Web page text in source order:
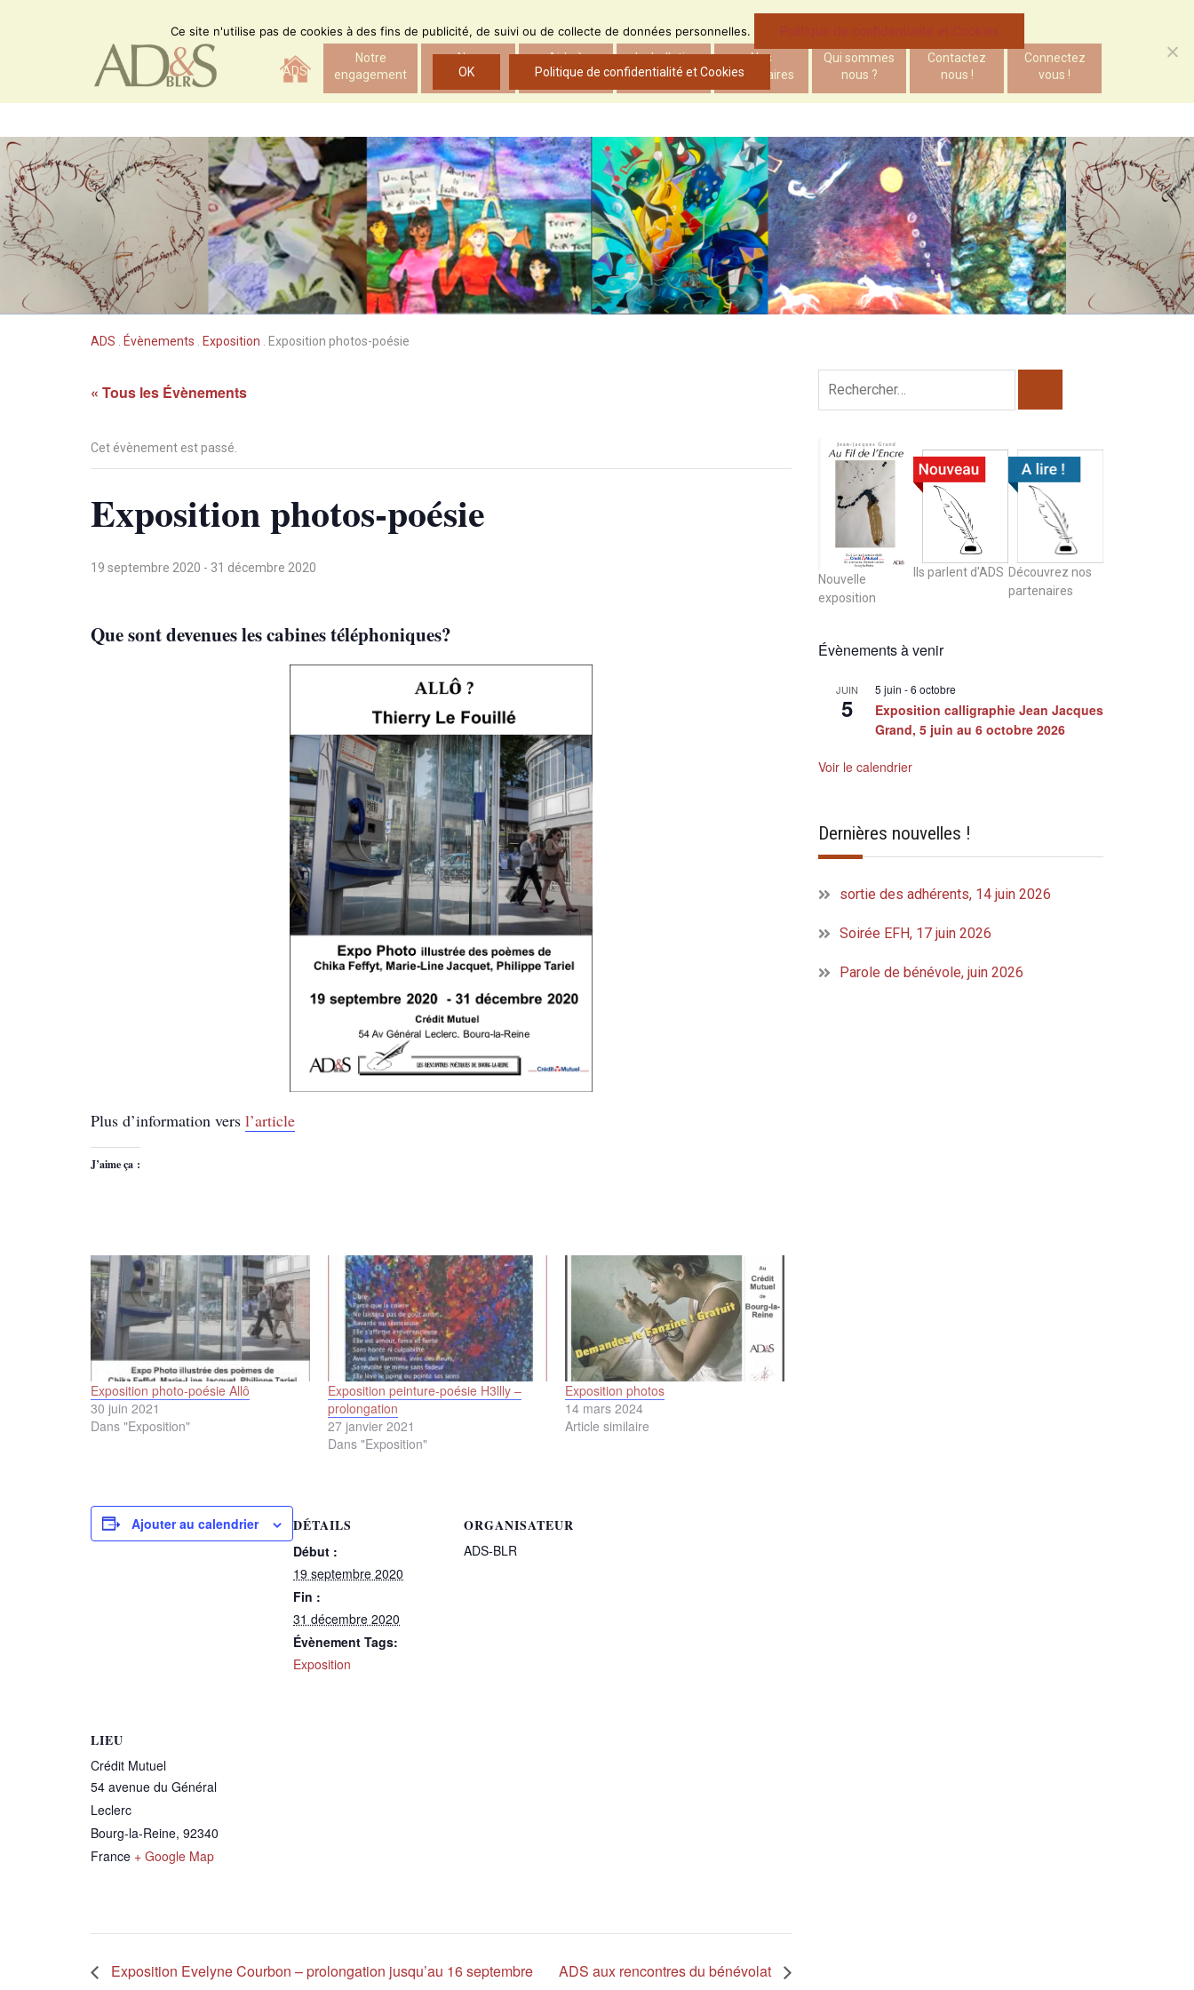
ADS
Notre
engagement
Nos
actions
Aide à
l’insertion
Le bulletin
d’ADS
Nos
partenaires
Qui sommes
nous ?
Contactez
nous !
Connectez
vous !
ADS Évènements Exposition Exposition photos-poésie
« Tous les Évènements
Cet évènement est passé.
Exposition photos-poésie
19 septembre 2020 - 31 décembre 2020
Que sont devenues les cabines téléphoniques?
Plus d’information vers l’article
J’aime ça :
Exposition photo-poésie Allô
30 juin 2021
Dans "Exposition"
Exposition peinture-poésie H3llly –
prolongation
27 janvier 2021
Dans "Exposition"
Exposition photos
14 mars 2024
Article similaire
Ajouter au calendrier DÉTAILS
Début :
19 septembre 2020
Fin :
31 décembre 2020
Évènement Tags:
Exposition
ORGANISATEUR
ADS-BLR
LIEU
Crédit Mutuel
54 avenue du Général
Leclerc
Bourg-la-Reine, 92340
France + Google Map
Exposition Evelyne Courbon – prolongation jusqu’au 16 septembre ADS aux rencontres du bénévolat
Nouvelle
exposition
Ils parlent d'ADS Découvrez nos
partenaires
Évènements à venir
JUIN
5
5 juin -6 octobre
Exposition calligraphie Jean Jacques
Grand, 5 juin au 6 octobre 2026
Voir le calendrier
Dernières nouvelles !
sortie des adhérents, 14 juin 2026
Soirée EFH, 17 juin 2026
Parole de bénévole, juin 2026
Ce site n'utilise pas de cookies à des fins de publicité, de suivi ou de collecte de données personnelles. Politique de confidentialité et Cookies
OK Politique de confidentialité et Cookies